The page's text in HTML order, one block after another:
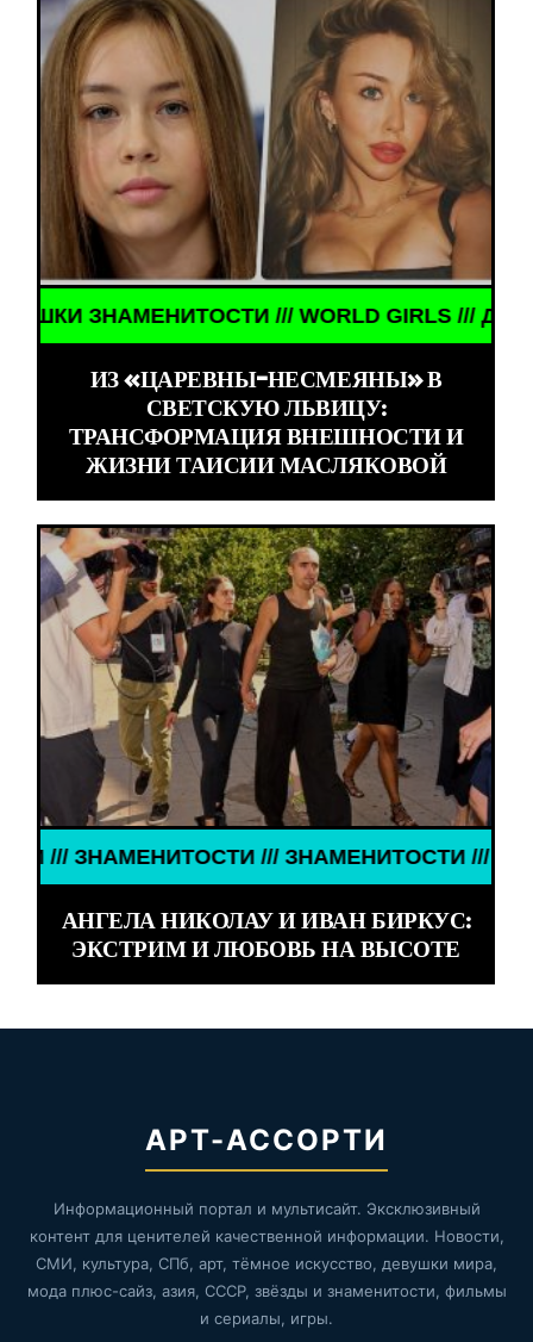
/// WORLD GIRLS /// ДЕВУШКИ
ИЗ «ЦАРЕВНЫ-НЕСМЕЯНЫ» В
СВЕТСКУЮ ЛЬВИЦУ:
ТРАНСФОРМАЦИЯ ВНЕШНОСТИ И
ЖИЗНИ ТАИСИИ МАСЛЯКОВОЙ
ЗНАМЕНИТОСТИ /// ЗНАМЕНИТОСТИ ///
АНГЕЛА НИКОЛАУ И ИВАН БИРКУС:
ЭКСТРИМ И ЛЮБОВЬ НА ВЫСОТЕ
АРТ-АССОРТИ
Информационный портал и мультисайт. Эксклюзивный
контент для ценителей качественной информации. Новости,
СМИ, культура, СПб, арт, тёмное искусство, девушки мира,
мода плюс-сайз, азия, СССР, звёзды и знаменитости, фильмы
и сериалы, игры.